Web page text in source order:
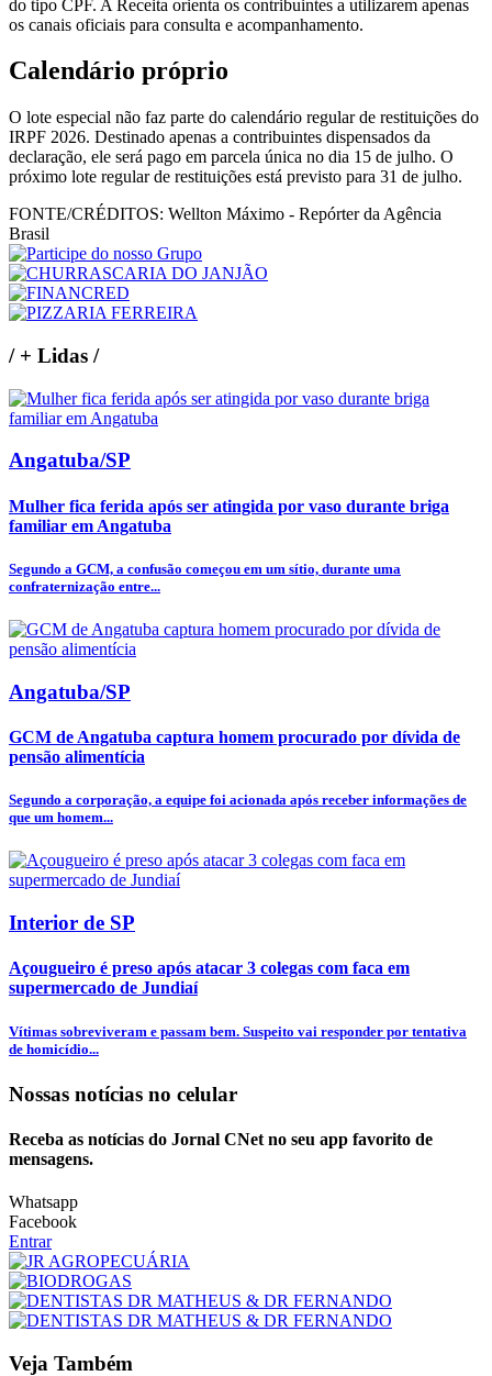
do tipo CPF. A Receita orienta os contribuintes a utilizarem apenas
os canais oficiais para consulta e acompanhamento.
Calendário próprio
O lote especial não faz parte do calendário regular de restituições do
IRPF 2026. Destinado apenas a contribuintes dispensados da
declaração, ele será pago em parcela única no dia 15 de julho. O
próximo lote regular de restituições está previsto para 31 de julho.
FONTE/CRÉDITOS: Wellton Máximo - Repórter da Agência
Brasil
/+ Lidas /
Angatuba/SP
Mulher fica ferida após ser atingida por vaso durante briga
familiar em Angatuba
Segundo a GCM, a confusão começou em um sítio, durante uma
confraternização entre...
Angatuba/SP
GCM de Angatuba captura homem procurado por dívida de
pensão alimentícia
Segundo a corporação, a equipe foi acionada após receber informações de
que um homem...
Interior de SP
Açougueiro é preso após atacar 3 colegas com faca em
supermercado de Jundiaí
Vítimas sobreviveram e passam bem. Suspeito vai responder por tentativa
de homicídio...
Nossas notícias no celular
Receba as notícias do Jornal CNet no seu app favorito de
mensagens.
Whatsapp
Facebook
Entrar
Veja Também